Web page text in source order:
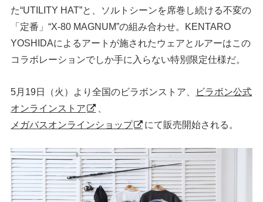
た“UTILITY HAT”と、ソルトシーンを席巻し続ける不変の
「定番」“X-80 MAGNUM”の組み合わせ。KENTARO
YOSHIDAによるアートが施されたウェアとルアーはこの
コラボレーションでしか手に入らない特別限定仕様だ。
5月19日（火）より全国のビラボンストア、
ビラボン公式
オンラインストア
メガバスオンラインショップ
にて販売開始される。
FOLLOW US ON